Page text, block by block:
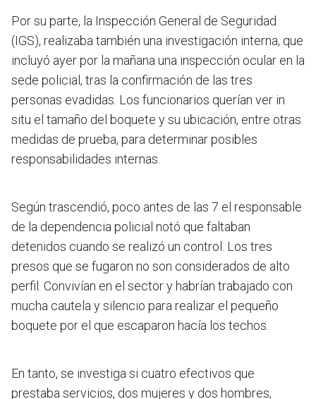
Por su parte, la Inspección General de Seguridad
(IGS), realizaba también una investigación interna, que
incluyó ayer por la mañana una inspección ocular en la
sede policial, tras la confirmación de las tres
personas evadidas. Los funcionarios querían ver in
situ el tamaño del boquete y su ubicación, entre otras
medidas de prueba, para determinar posibles
responsabilidades internas.
Según trascendió, poco antes de las 7 el responsable
de la dependencia policial notó que faltaban
detenidos cuando se realizó un control. Los tres
presos que se fugaron no son considerados de alto
perfil. Convivían en el sector y habrían trabajado con
mucha cautela y silencio para realizar el pequeño
boquete por el que escaparon hacía los techos.
En tanto, se investiga si cuatro efectivos que
prestaba servicios, dos mujeres y dos hombres,